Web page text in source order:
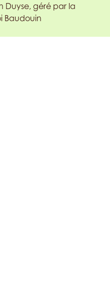
Duyse, géré par la
Baudouin